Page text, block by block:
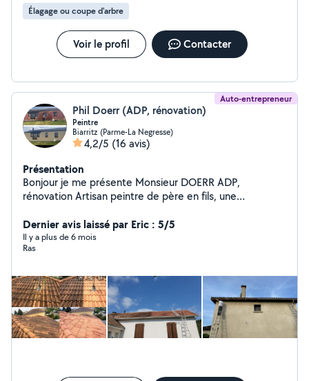
Élagage ou coupe d'arbre
Voir le profil Contacter
Auto-entrepreneur
Phil Doerr (ADP, rénovation)
Peintre
Biarritz (Parme-La Negresse)
4,2/5 (16 avis)
Présentation
Bonjour je me présente Monsieur DOERR ADP,
rénovation Artisan peintre de père en fils, une
propose Peinture intérieur, extérieur, boiseries, façade,
toiture, ferronnerie Tout type de surface à peindre
Nettoyage à basse, pression toiture des Moussages
également petits travaux de jardinage, taillage de haie
et élagage d'arbres Mes qualités soigneux efficace Et à
l'écoute du client N'hésitez pas à me contacter pour
plus de renseignements ou également un devis
Monsieur DOERR
Dernier avis laissé par Eric : 5/5
Il y a plus de 6 mois
Ras